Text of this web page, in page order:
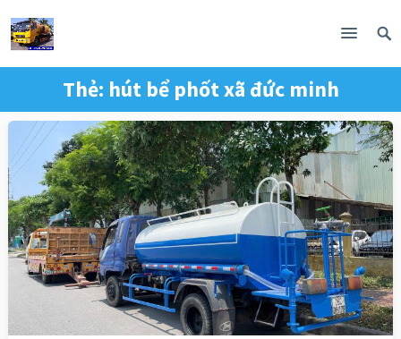
Thẻ: hút bể phốt xã đức minh